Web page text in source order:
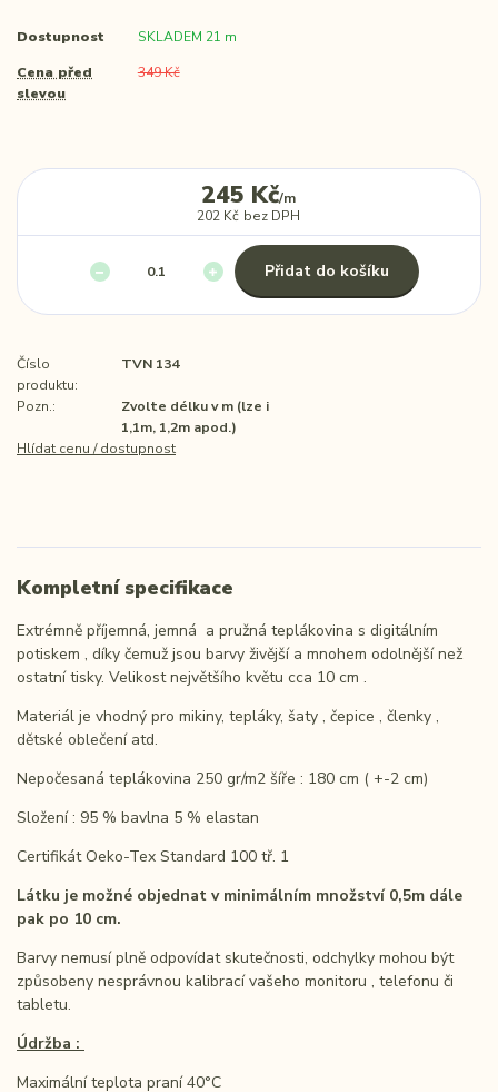
Dostupnost SKLADEM 21 m
Cena před
slevou
349 Kč
245 Kč/m
202 Kč bez DPH
Přidat do košíku
Číslo
produktu:
TVN 134
Pozn.:
Zvolte délku v m (lze i
1,1m, 1,2m apod.)
Hlídat cenu / dostupnost
Kompletní specifikace
Extrémně příjemná, jemná a pružná teplákovina s digitálním
potiskem , díky čemuž jsou barvy živější a mnohem odolnější než
ostatní tisky. Velikost největšího květu cca 10 cm .
Materiál je vhodný pro mikiny, tepláky, šaty , čepice , členky ,
dětské oblečení atd.
Nepočesaná teplákovina 250 gr/m2 šíře : 180 cm ( +-2 cm)
Složení : 95 % bavlna 5 % elastan
Certifikát Oeko-Tex Standard 100 tř. 1
Látku je možné objednat v minimálním množství 0,5m dále
pak po 10 cm.
Barvy nemusí plně odpovídat skutečnosti, odchylky mohou být
způsobeny nesprávnou kalibrací vašeho monitoru , telefonu či
tabletu.
Údržba :
Maximální teplota praní 40°C